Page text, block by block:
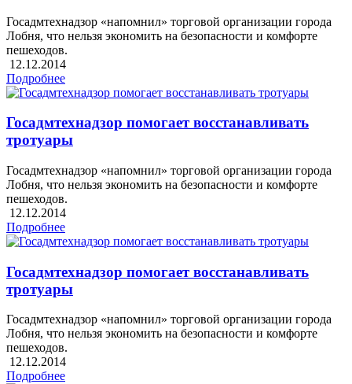
Госадмтехнадзор «напомнил» торговой организации города
Лобня, что нельзя экономить на безопасности и комфорте
пешеходов.
12.12.2014
Подробнее
Госадмтехнадзор помогает восстанавливать
тротуары
Госадмтехнадзор «напомнил» торговой организации города
Лобня, что нельзя экономить на безопасности и комфорте
пешеходов.
12.12.2014
Подробнее
Госадмтехнадзор помогает восстанавливать
тротуары
Госадмтехнадзор «напомнил» торговой организации города
Лобня, что нельзя экономить на безопасности и комфорте
пешеходов.
12.12.2014
Подробнее